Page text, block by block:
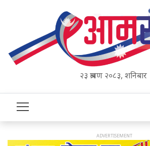
२३ श्रावण २०८३, शनिबार